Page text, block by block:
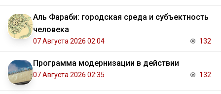
Аль Фараби: городская среда и субъектность
человека
07 Августа 2026 02:04 132
Программа модернизации в действии
07 Августа 2026 02:35 132